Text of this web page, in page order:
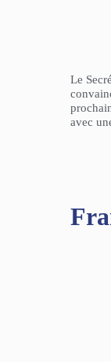
Le
avec